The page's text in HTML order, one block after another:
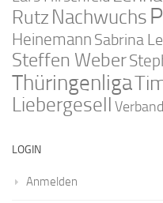
Rutz Nachwuchs
Heinemann Sabrina
Steffen Weber
Thüringenliga
Liebergesell
LOGIN
Anmelden